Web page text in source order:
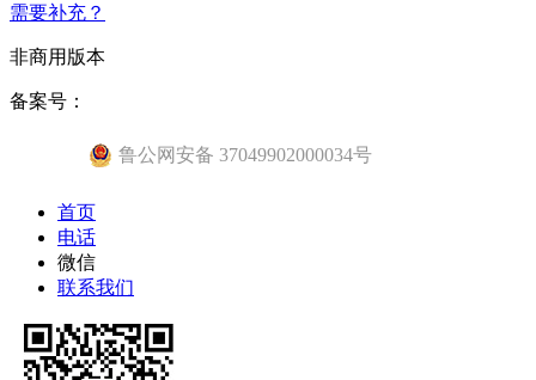
需要补充？
非商用版本
备案号：
鲁公网安备 37049902000034号
首页
电话
微信
联系我们